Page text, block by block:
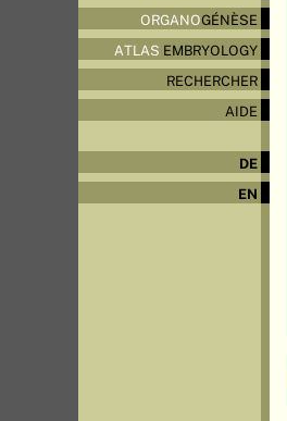
ORGANOGÉNÈSE
ATLAS EMBRYOLOGY
RECHERCHER
AIDE
DE
EN